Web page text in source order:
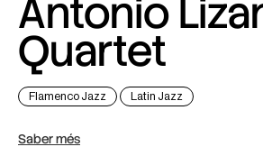
Antonio
Quartet
Flamenco Jazz Latin Jazz
Saber més